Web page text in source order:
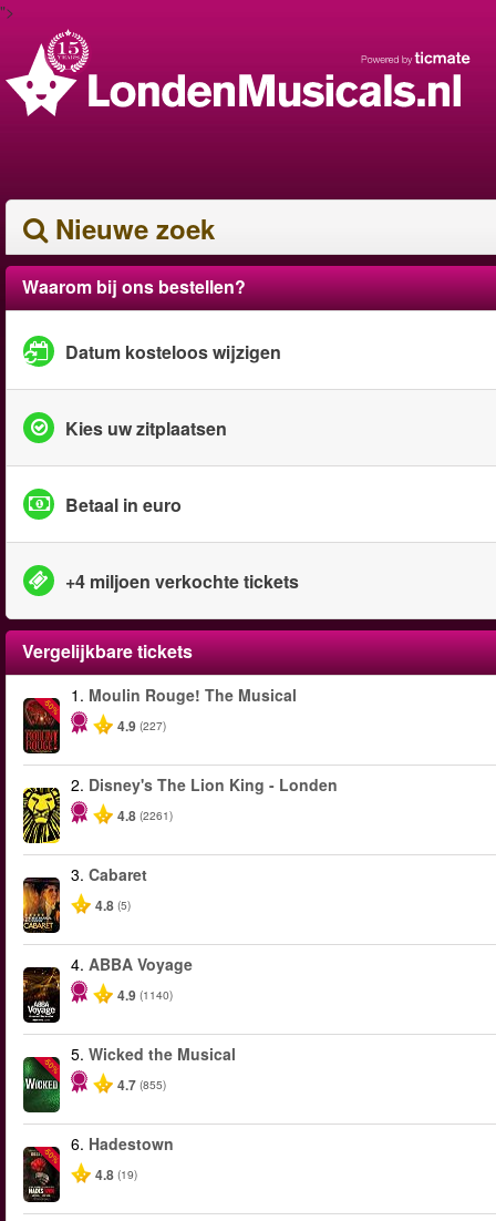
">
Nieuwe zoek
Waarom bij ons bestellen?
Datum kosteloos wijzigen
Kies uw zitplaatsen
Betaal in euro
+4 miljoen verkochte tickets
Vergelijkbare tickets
-50%
1. Moulin Rouge! The Musical
4.9 (227)
2. Disney's The Lion King - Londen
4.8 (2261)
3. Cabaret
4.8 (5)
4. ABBA Voyage
4.9 (1140)
-50%
5. Wicked the Musical
4.7 (855)
-50%
6. Hadestown
4.8 (19)